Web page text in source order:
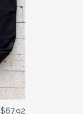
67,92